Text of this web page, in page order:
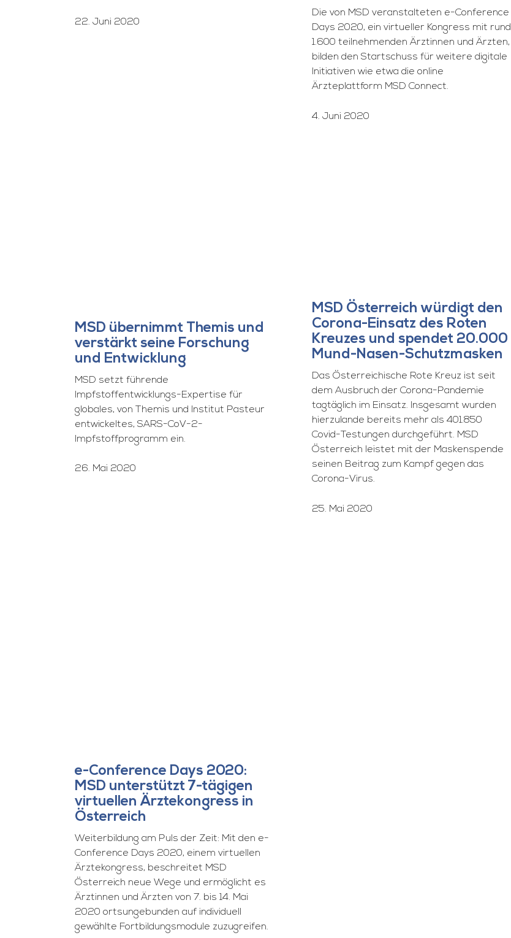
22. Juni 2020
Die von MSD veranstalteten e-Conference
Days 2020, ein virtueller Kongress mit rund
1.600 teilnehmenden Ärztinnen und Ärzten,
bilden den Startschuss für weitere digitale
Initiativen wie etwa die online
Ärzteplattform MSD Connect.
4. Juni 2020
MSD übernimmt Themis und
verstärkt seine Forschung
und Entwicklung
MSD setzt führende
Impfstoffentwicklungs-Expertise für
globales, von Themis und Institut Pasteur
entwickeltes, SARS-CoV-2-
Impfstoffprogramm ein.
26. Mai 2020
MSD Österreich würdigt den
Corona-Einsatz des Roten
Kreuzes und spendet 20.000
Mund-Nasen-Schutzmasken
Das Österreichische Rote Kreuz ist seit
dem Ausbruch der Corona-Pandemie
tagtäglich im Einsatz. Insgesamt wurden
hierzulande bereits mehr als 401.850
Covid-Testungen durchgeführt. MSD
Österreich leistet mit der Maskenspende
seinen Beitrag zum Kampf gegen das
Corona-Virus.
25. Mai 2020
e-Conference Days 2020:
MSD unterstützt 7-tägigen
virtuellen Ärztekongress in
Österreich
Weiterbildung am Puls der Zeit: Mit den e-
Conference Days 2020, einem virtuellen
Ärztekongress, beschreitet MSD
Österreich neue Wege und ermöglicht es
Ärztinnen und Ärzten von 7. bis 14. Mai
2020 ortsungebunden auf individuell
gewählte Fortbildungsmodule zuzugreifen.